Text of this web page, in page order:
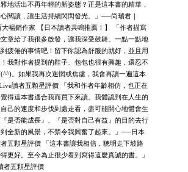
地活出不再年輕的新姿態？正是這本書的精華，
閱讀，讓生活持續閃閃發光。」──尚瑞君｜
暢銷作家 【日本讀者共鳴推薦！】 「作者描寫
章給了我很多啟發，讓我深受鼓舞。一點一點地
疲倦的事情吧！留下你認為舒服的就好，並且用
我對作者提到的鞋子、包包也很有興趣，還忍不
。如果我再次迷惘或焦慮，我會再讀一遍這本
讀者五顆星評價 「我和作者年齡相仿，也正在
得這本書適合我而買下來讀。我體認到在人生的
己的速度和步伐到處走看，盡可能開心地體會生
是否能成長』、『是否對自己有益』的目的去行
全新的風景，不禁令我興奮了起來。」──日本
五顆星評價 「這本書讓我相信，聰明走下坡路
更好。至今為止很少看到寫得這麼真誠的書。」
者五顆星評價